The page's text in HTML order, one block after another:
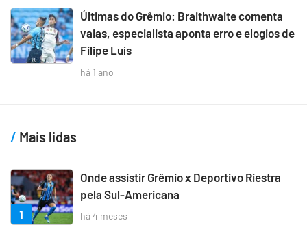
Últimas do Grêmio: Braithwaite comenta
vaias, especialista aponta erro e elogios de
Filipe Luís
há 1 ano
Mais lidas
1
Onde assistir Grêmio x Deportivo Riestra
pela Sul-Americana
há 4 meses